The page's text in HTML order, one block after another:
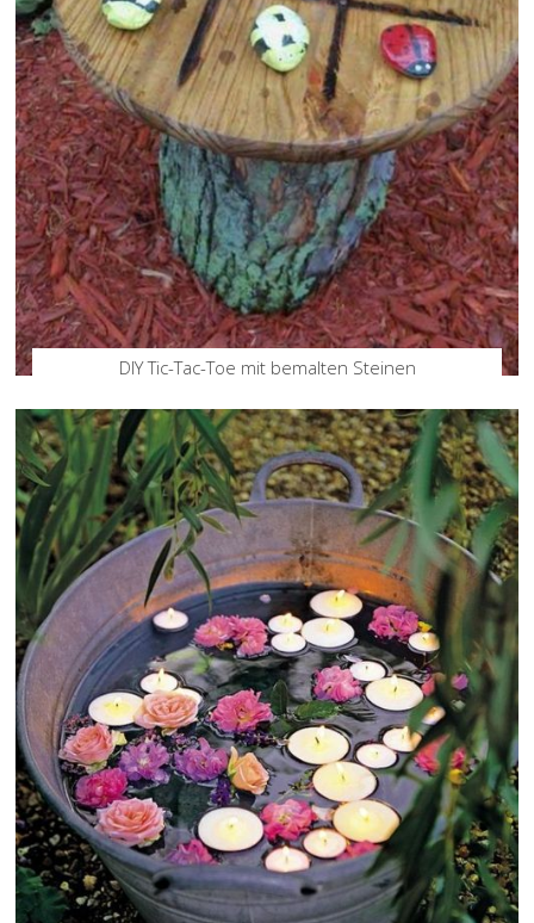
DIY Tic-Tac-Toe mit bemalten Steinen